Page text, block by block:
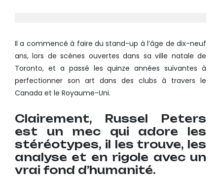
Il a commencé à faire du stand-up à l’âge de dix-neuf
ans, lors de scènes ouvertes dans sa ville natale de
Toronto, et a passé les quinze années suivantes à
perfectionner son art dans des clubs à travers le
Canada et le Royaume-Uni.
Clairement, Russel Peters
est un mec qui adore les
stéréotypes, il les trouve, les
analyse et en rigole avec un
vrai fond d’humanité.